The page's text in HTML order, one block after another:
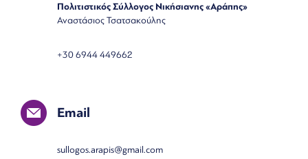
Πολιτιστικός Σύλλογος Νικήσιανης «Αράπης»
Αναστάσιος Τσατσακούλης
+30 6944 449662
Email
sullogos.arapis@gmail.com